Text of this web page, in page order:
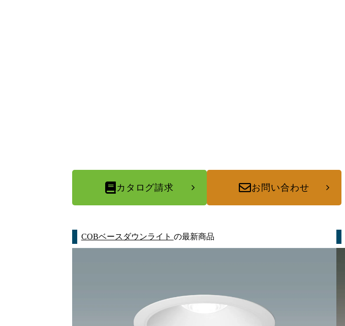
カタログ請求 お問い合わせ
COBベースダウンライト の最新商品